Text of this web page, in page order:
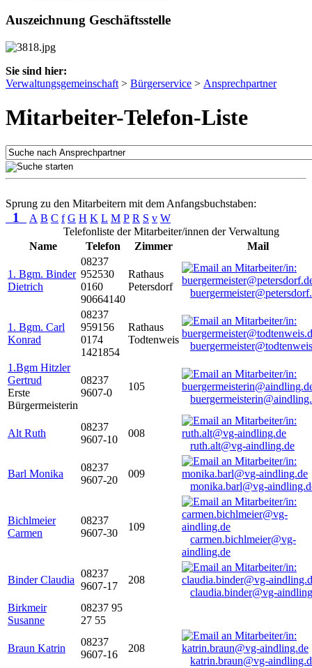
Auszeichnung Geschäftsstelle
Sie sind hier:
Verwaltungsgemeinschaft > Bürgerservice > Ansprechpartner
Mitarbeiter-Telefon-Liste
Sprung zu den Mitarbeitern mit dem Anfangsbuchstaben:
1 A B C f G H K L M P R S v W
Telefonliste der Mitarbeiter/innen der Verwaltung
Name
Telefon Zimmer Mail
1. Bgm. Binder
Dietrich
08237
952530
0160
90664140
Rathaus
Petersdorf
1. Bgm. Carl
Konrad
08237
959156
0174
1421854
Rathaus
Todtenweis
1.Bgm Hitzler
Gertrud
Erste
Bürgermeisterin
08237
9607-0
105
Alt Ruth
08237
9607-10
008
ruth.alt@vg-aindling.de
Barl Monika
08237
9607-20
009
monika.barl@vg-
Bichlmeier
Carmen
08237
9607-30
109
carmen.bichlmeier@vg-
aindling.de
Binder Claudia
08237
9607-17
208
claudia.binder@vg-
Birkmeir
Susanne
08237 95
27 55
Braun Katrin
08237
9607-16
208
katrin.braun@vg-